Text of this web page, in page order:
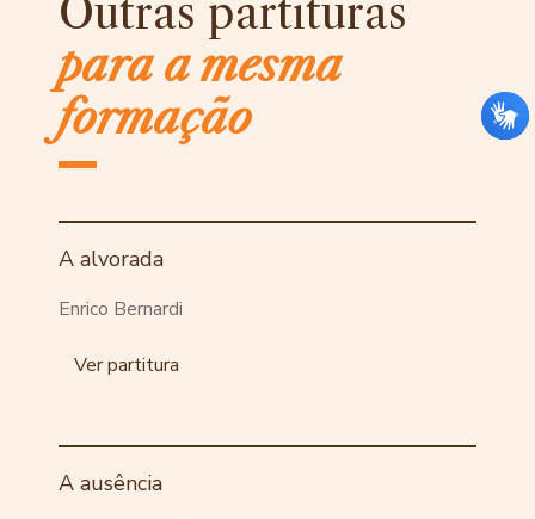
Outras partituras
para a mesma
formação
A alvorada
Enrico Bernardi
Ver partitura
A ausência